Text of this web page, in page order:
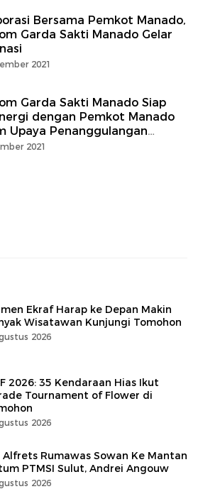
Bersama Pemkot Manado,
Garda Sakti Manado Gelar
2021
Garda Sakti Manado Siap
dengan Pemkot Manado
Upaya Penanggulangan
2021
Ekraf Harap ke Depan Makin
Wisatawan Kunjungi Tomohon
2026
2026: 35 Kendaraan Hias Ikut
Tournament of Flower di
2026
Alfrets Rumawas Sowan Ke Mantan
PTMSI Sulut, Andrei Angouw
2026